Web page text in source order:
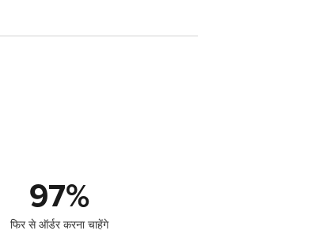
97%
फिर से ऑर्डर करना चाहेंगे